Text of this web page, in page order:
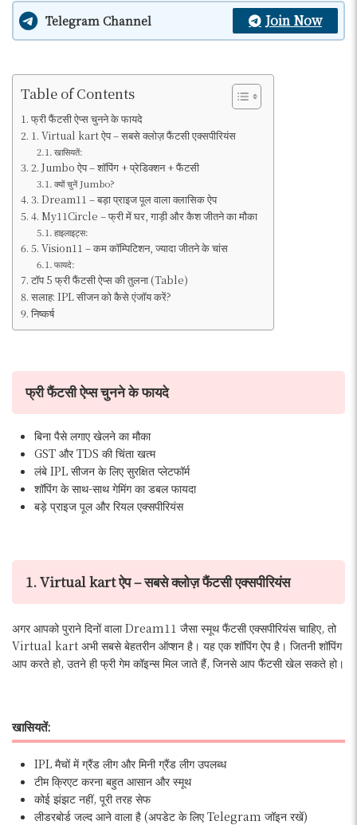
Telegram Channel Join Now
Table of Contents
फ्री फैंटसी ऐप्स चुनने के फायदे
1. Virtual kart ऐप – सबसे क्लोज़ फैंटसी एक्सपीरियंस
खासियतें:
2. Jumbo ऐप – शॉपिंग + प्रेडिक्शन + फैंटसी
क्यों चुनें Jumbo?
3. Dream11 – बड़ा प्राइज पूल वाला क्लासिक ऐप
4. My11Circle – फ्री में घर, गाड़ी और कैश जीतने का मौका
हाइलाइट्स:
5. Vision11 – कम कॉम्पिटिशन, ज्यादा जीतने के चांस
फायदे:
टॉप 5 फ्री फैंटसी ऐप्स की तुलना (Table)
सलाह: IPL सीजन को कैसे एंजॉय करें?
निष्कर्ष
फ्री फैंटसी ऐप्स चुनने के फायदे
बिना पैसे लगाए खेलने का मौका
GST और TDS की चिंता खत्म
लंबे IPL सीजन के लिए सुरक्षित प्लेटफॉर्म
शॉपिंग के साथ-साथ गेमिंग का डबल फायदा
बड़े प्राइज पूल और रियल एक्सपीरियंस
1. Virtual kart ऐप – सबसे क्लोज़ फैंटसी एक्सपीरियंस
अगर आपको पुराने दिनों वाला Dream11 जैसा स्मूथ फैंटसी एक्सपीरियंस चाहिए, तो
Virtual kart अभी सबसे बेहतरीन ऑप्शन है। यह एक शॉपिंग ऐप है। जितनी शॉपिंग
आप करते हो, उतने ही फ्री गेम कॉइन्स मिल जाते हैं, जिनसे आप फैंटसी खेल सकते हो।
खासियतें:
IPL मैचों में ग्रैंड लीग और मिनी ग्रैंड लीग उपलब्ध
टीम क्रिएट करना बहुत आसान और स्मूथ
कोई झंझट नहीं, पूरी तरह सेफ
लीडरबोर्ड जल्द आने वाला है (अपडेट के लिए Telegram जॉइन रखें)